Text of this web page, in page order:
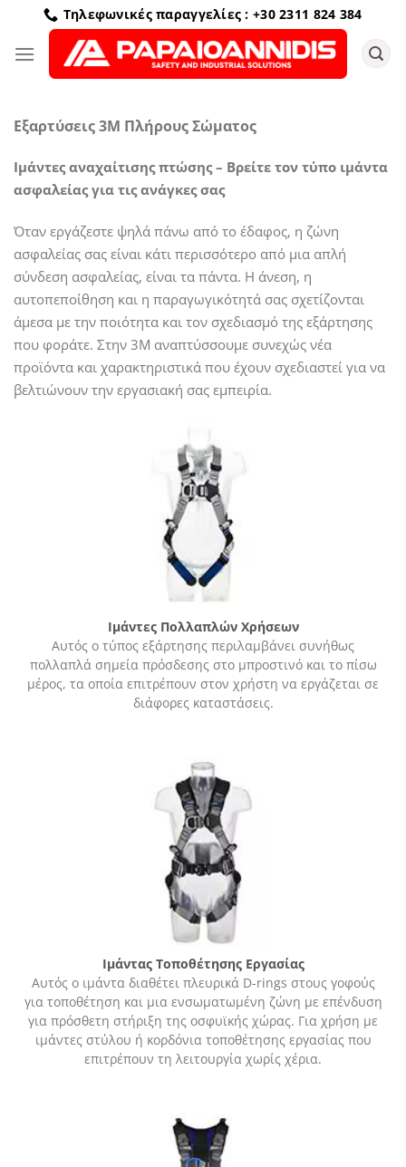
Μετάβαση
περιεχόμενο
Τηλεφωνικές παραγγελίες : +30 2311 824 384
Εξαρτύσεις 3M Πλήρους Σώματος
Ιμάντες αναχαίτισης πτώσης – Βρείτε τον τύπο ιμάντα
ασφαλείας για τις ανάγκες σας
Όταν εργάζεστε ψηλά πάνω από το έδαφος, η ζώνη
ασφαλείας σας είναι κάτι περισσότερο από μια απλή
σύνδεση ασφαλείας, είναι τα πάντα. Η άνεση, η
αυτοπεποίθηση και η παραγωγικότητά σας σχετίζονται
άμεσα με την ποιότητα και τον σχεδιασμό της εξάρτησης
που φοράτε. Στην 3Μ αναπτύσσουμε συνεχώς νέα
προϊόντα και χαρακτηριστικά που έχουν σχεδιαστεί για να
βελτιώνουν την εργασιακή σας εμπειρία.
Ιμάντες Πολλαπλών Χρήσεων
Αυτός ο τύπος εξάρτησης περιλαμβάνει συνήθως
πολλαπλά σημεία πρόσδεσης στο μπροστινό και το πίσω
μέρος, τα οποία επιτρέπουν στον χρήστη να εργάζεται σε
διάφορες καταστάσεις.
Ιμάντας Τοποθέτησης Εργασίας
Αυτός ο ιμάντα διαθέτει πλευρικά D-rings στους γοφούς
για τοποθέτηση και μια ενσωματωμένη ζώνη με επένδυση
για πρόσθετη στήριξη της οσφυϊκής χώρας. Για χρήση με
ιμάντες στύλου ή κορδόνια τοποθέτησης εργασίας που
επιτρέπουν τη λειτουργία χωρίς χέρια.